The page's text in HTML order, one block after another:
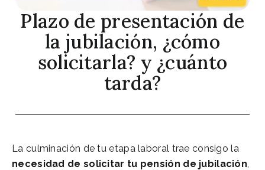
Plazo de presentación de
la jubilación, ¿cómo
solicitarla? y ¿cuánto
tarda?
La culminación de tu etapa laboral trae consigo la
necesidad de solicitar tu pensión de jubilación,